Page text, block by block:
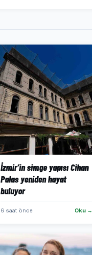
İzmir’in simge yapısı Cihan
Palas yeniden hayat
buluyor
6 saat önce Oku →